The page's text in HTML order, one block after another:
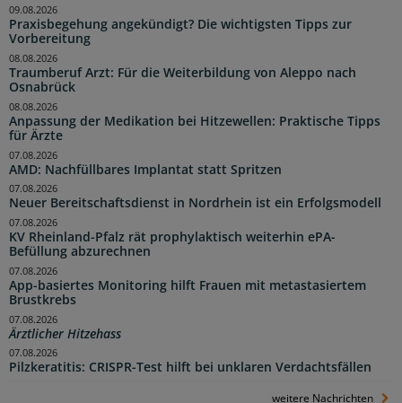
Praxisbegehung angekündigt? Die wichtigsten Tipps zur
Vorbereitung
09.08.2026
Traumberuf Arzt: Für die Weiterbildung von Aleppo nach
Osnabrück
08.08.2026
Anpassung der Medikation bei Hitzewellen: Praktische Tipps
für Ärzte
08.08.2026
AMD: Nachfüllbares Implantat statt Spritzen
07.08.2026
Neuer Bereitschaftsdienst in Nordrhein ist ein Erfolgsmodell
07.08.2026
KV Rheinland-Pfalz rät prophylaktisch weiterhin ePA-
Befüllung abzurechnen
07.08.2026
App-basiertes Monitoring hilft Frauen mit metastasiertem
Brustkrebs
07.08.2026
Ärztlicher Hitzehass
07.08.2026
Pilzkeratitis: CRISPR-Test hilft bei unklaren Verdachtsfällen
07.08.2026
weitere Nachrichten